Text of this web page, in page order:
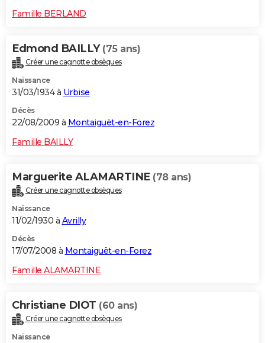
Famille BERLAND
Edmond BAILLY (75 ans)
Créer une cagnotte obsèques
Naissance
31/03/1934 à Urbise
Décès
22/08/2009 à Montaiguët-en-Forez
Famille BAILLY
Marguerite ALAMARTINE (78 ans)
Créer une cagnotte obsèques
Naissance
11/02/1930 à Avrilly
Décès
17/07/2008 à Montaiguët-en-Forez
Famille ALAMARTINE
Christiane DIOT (60 ans)
Créer une cagnotte obsèques
Naissance